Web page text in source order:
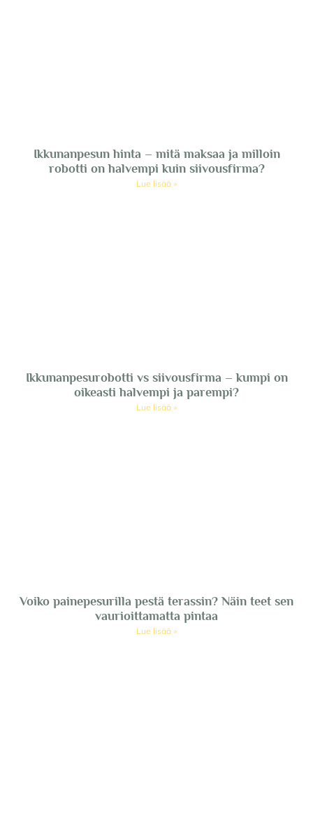
Ikkunanpesun hinta – mitä maksaa ja milloin
robotti on halvempi kuin siivousfirma?
Lue lisää »
Ikkunanpesurobotti vs siivousfirma – kumpi on
oikeasti halvempi ja parempi?
Lue lisää »
Voiko painepesurilla pestä terassin? Näin teet sen
vaurioittamatta pintaa
Lue lisää »